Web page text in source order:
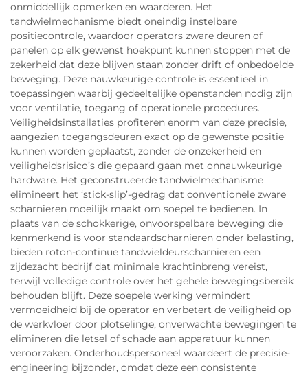
onmiddellijk opmerken en waarderen. Het
tandwielmechanisme biedt oneindig instelbare
positiecontrole, waardoor operators zware deuren of
panelen op elk gewenst hoekpunt kunnen stoppen met de
zekerheid dat deze blijven staan zonder drift of onbedoelde
beweging. Deze nauwkeurige controle is essentieel in
toepassingen waarbij gedeeltelijke openstanden nodig zijn
voor ventilatie, toegang of operationele procedures.
Veiligheidsinstallaties profiteren enorm van deze precisie,
aangezien toegangsdeuren exact op de gewenste positie
kunnen worden geplaatst, zonder de onzekerheid en
veiligheidsrisico’s die gepaard gaan met onnauwkeurige
hardware. Het geconstrueerde tandwielmechanisme
elimineert het ‘stick-slip’-gedrag dat conventionele zware
scharnieren moeilijk maakt om soepel te bedienen. In
plaats van de schokkerige, onvoorspelbare beweging die
kenmerkend is voor standaardscharnieren onder belasting,
bieden roton-continue tandwieldeurscharnieren een
zijdezacht bedrijf dat minimale krachtinbreng vereist,
terwijl volledige controle over het gehele bewegingsbereik
behouden blijft. Deze soepele werking vermindert
vermoeidheid bij de operator en verbetert de veiligheid op
de werkvloer door plotselinge, onverwachte bewegingen te
elimineren die letsel of schade aan apparatuur kunnen
veroorzaken. Onderhoudspersoneel waardeert de precisie-
engineering bijzonder, omdat deze een consistente